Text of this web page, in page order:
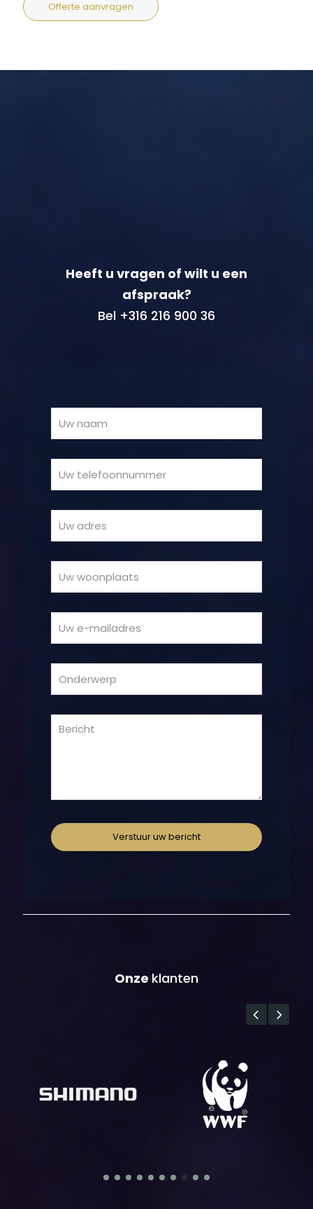
Offerte aanvragen
Heeft u vragen of wilt u een
afspraak?
Bel +316 216 900 36
Onze klanten